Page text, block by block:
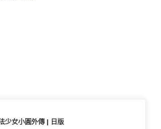
魔法紀錄 魔法少女小圓外傳 | 日版